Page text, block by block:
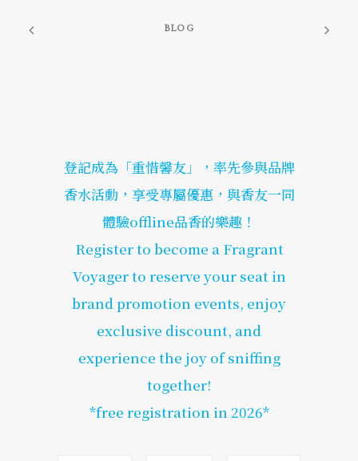
BLOG
登記成為「重惜馨友」，率先參與品牌
香水活動，享受專屬優惠，與香友一同
體驗offline品香的樂趣！
Register to become a Fragrant
Voyager to reserve your seat in
brand promotion events, enjoy
exclusive discount, and
experience the joy of sniffing
together!
*free registration in 2026*